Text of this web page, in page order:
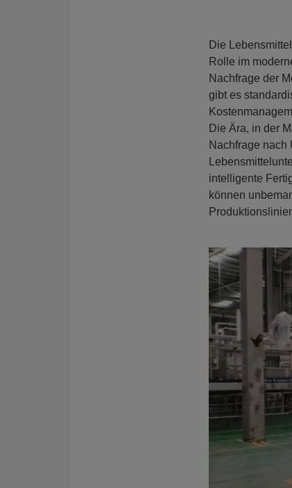
Die
Rolle im
Nachfrage der
gibt es
Die Ära, in der
Nachfrage nach
intelligente
können